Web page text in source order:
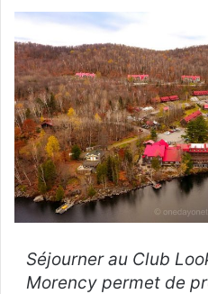
Séjourner au Club
Morency permet de